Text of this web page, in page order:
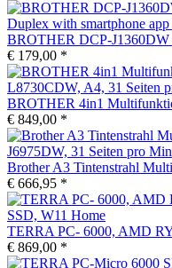
BROTHER DCP-
€ 179,00 *
BROTHER 4in1
€ 849,00 *
Brother A3 Tintenstrahl
€ 666,95 *
TERRA PC- 6000, AMD
€ 869,00 *